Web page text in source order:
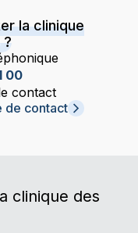
la clinique
?
00
contact
de contact
clinique des